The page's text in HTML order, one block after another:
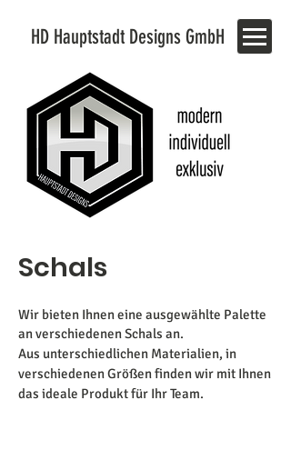
HD Hauptstadt Designs GmbH
Schals
Wir bieten Ihnen eine ausgewählte Palette
an verschiedenen Schals an.
Aus unterschiedlichen Materialien, in
verschiedenen Größen finden wir mit Ihnen
das ideale Produkt für Ihr Team.